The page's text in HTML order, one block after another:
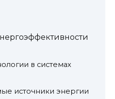
в системах
источники энергии